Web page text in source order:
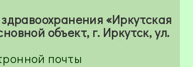
«Иркутская
объект, г. Иркутск, ул.
почты